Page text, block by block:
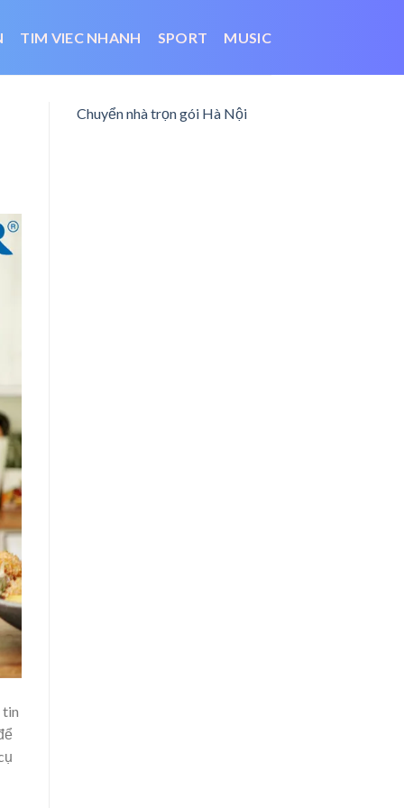
TIM VIEC NHANH SPORT MUSIC
tin
Chuyển nhà trọn gói Hà Nội